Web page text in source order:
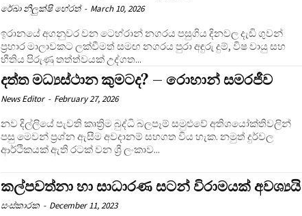
රේඛා නිලුක්ෂි හේරත් - March 10, 2026
ඉරානයේ අගනුවර වන ටෙහ්රාන් නගරය පසුගිය දිනවල දැඩි ගුවන්
ප්‍රහාර මාලාවකට ලක්වීමත් සමඟ නගරය පුරා අඳුරු දුම්, විෂ වායු සහ
භීතිය පිරුණු තත්ත්වයක් උද්ගත...
දත්ත මධ්‍යස්ථාන කුමටද? – රොහාන් සමරජීව
News Editor - February 27, 2026
නව දිල්ලියේ පැවති කෘත්‍රිම බුද්ධි බලපෑම් සමුළුවේ අතිශයෝක්තිවලින්
පසු මෙවන් ප්‍රශ්න ඇසීම අවදානම් සහගත විය හැක. නමුත් දුර්වල
ආර්ථිකයක් ඇති රටක් වන ශ්‍රී ලංකාව...
කල්පවත්නා හා සාධාරණ සටන් විරාමයක් අවශ්‍යයි
සංස්කාරක - December 11, 2023